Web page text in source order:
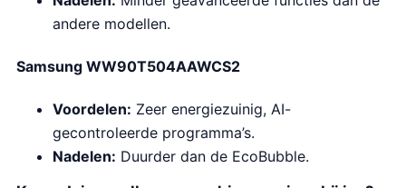
andere modellen.
Samsung WW90T504AAWCS2
Voordelen: Zeer energiezuinig, AI-
gecontroleerde programma’s.
Nadelen: Duurder dan de EcoBubble.